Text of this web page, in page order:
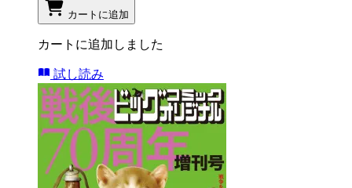
カートに追加
カートに追加しました
試し読み